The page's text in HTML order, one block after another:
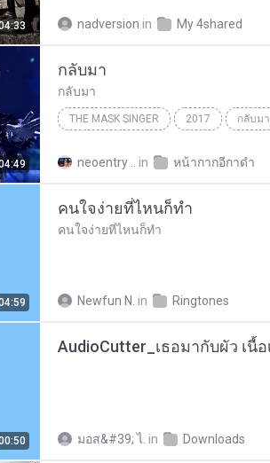
nadversion in My 4shared
กลับมา
กลับมา
THE MASK SINGER 2017 กลับมา
neoentry .. in หน้ากากอีกาดำ
คนใจง่ายที่ไหนก็ทำ
คนใจง่ายที่ไหนก็ทำ
Newfun N. in Ringtones
มอส&#39; ไ. in Downloads